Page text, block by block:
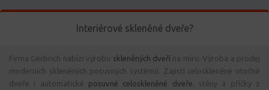
Interiérové skleněné dveře?
Firma Gerbrich nabízí výrobu skleněných dveří na míru. Výroba a prodej
moderních skleněných posuvných systémů. Zajistí celoskleněné otočné
dveře i automatické posuvné celoskleněné dveře , stěny a příčky z